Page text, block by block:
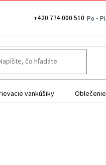
+420 774 000 510
vankúšiky Oblečenie